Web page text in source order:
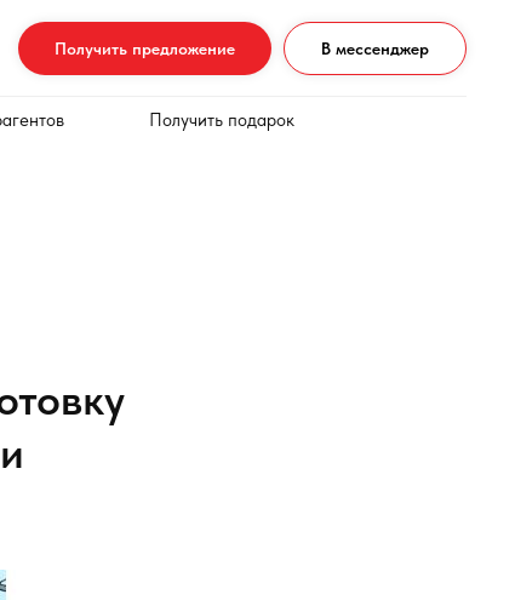
Получить предложение В мессенджер
Получить подарок